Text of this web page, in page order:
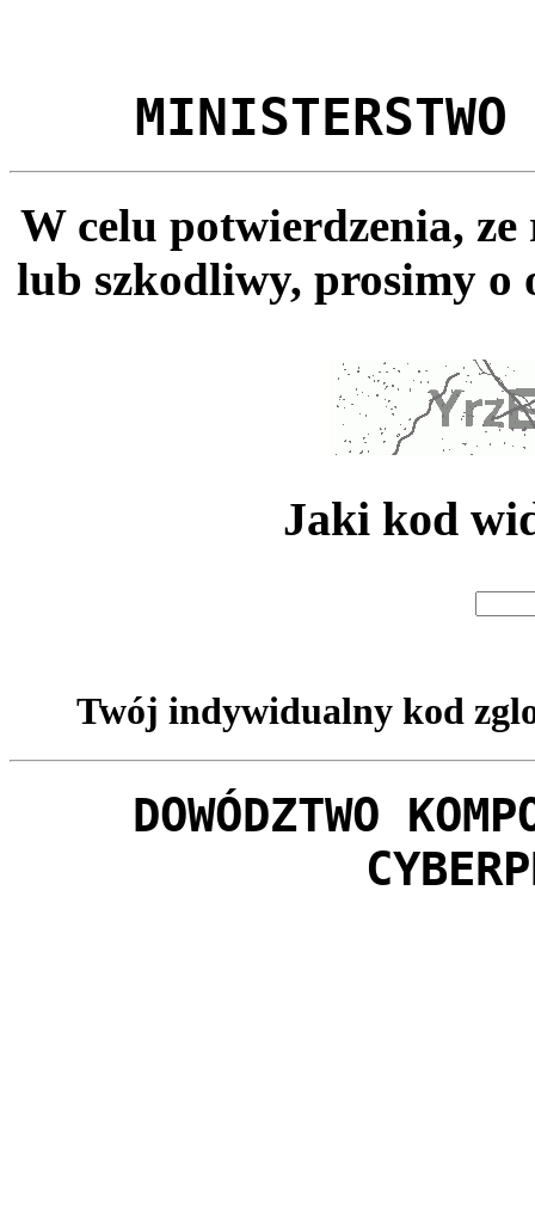
MINISTERSTWO
W celu potwierdzenia,
lub szkodliwy, prosimy o
Jaki kod
Twój indywidualny kod
DOWÓDZTWO